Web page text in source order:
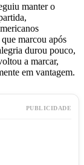
manter o
marcou após
durou pouco,
a marcar,
em vantagem.
PUBLICIDADE